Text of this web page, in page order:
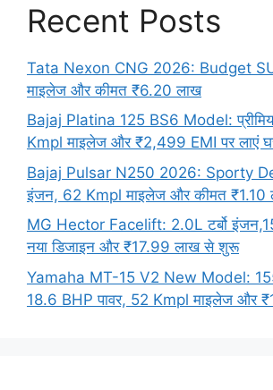
Recent Posts
Tata Nexon CNG 2026: Budget
माइलेज और कीमत ₹6.20 लाख
Bajaj Platina 125 BS6 Model:
Kmpl माइलेज और ₹2,499 EMI पर लाएं
Bajaj Pulsar N250 2026: Sporty
इंजन, 62 Kmpl माइलेज और कीमत ₹1.10
MG Hector Facelift: 2.0L टर्बो
नया डिजाइन और ₹17.99 लाख से शुरू
Yamaha MT-15 V2 New Model:
18.6 BHP पावर, 52 Kmpl माइलेज और